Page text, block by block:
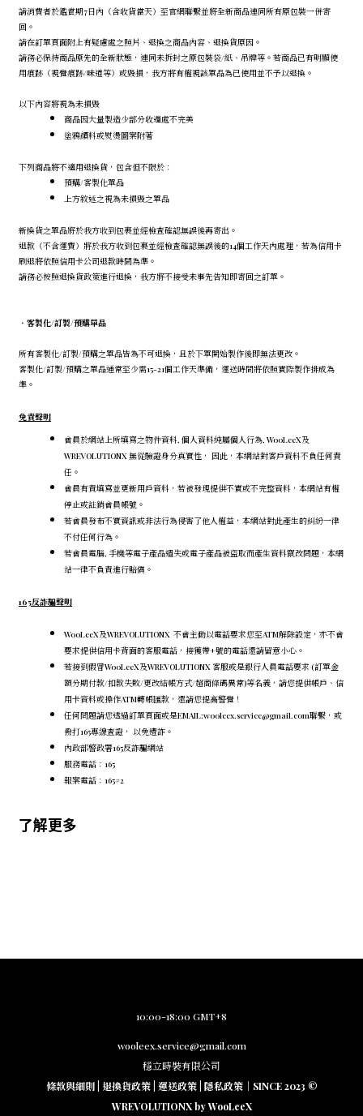
請消費者於鑑賞期7日內（含收貨當天）至官網聯繫並將全新商品連同所有原包裝一併寄
回。
請在訂單頁面附上有疑慮處之照片、退換之商品內容、退換貨原因。
請務必保持商品原先的全新狀態，連同未拆封之原包裝袋/紙、吊牌等。若商品已有明顯使
用痕跡（視覺痕跡/味道等）或毀損，我方將有權視該單品為已使用並不予以退換。
以下內容將視為未損毀
商品因大量製造少部分收邊處不完美
塗鴉顏料或熨燙圖案附著
下列商品將不適用退換貨，包含但不限於：
預購/客製化單品
上方敘述之視為未損毀之單品
新換貨之單品將於我方收到包裹並經檢查確認無誤後再寄出。
退款（不含運費）將於我方收到包裹並經檢查確認無誤後的14個工作天內處理，若為信用卡
刷退將依照信用卡公司退款時間為準。
請務必按照退換貨政策進行退換，我方將不接受未事先告知即寄回之訂單。
． 客製化/訂製/預購單品
所有客製化/訂製/預購之單品皆為不可退換，且於下單開始製作後即無法更改。
客製化/訂製/預購之單品通常至少需15-21個工作天準備，運送時間將依照實際製作排成為
準。
免責聲明
會員於網站上所填寫之物件資料, 個人資料純屬個人行為, WooLeeX及
WREVOLUTIONX 無從驗證身分真實性， 因此，本網站對客戶資料不負任何責
任。
會員有責填寫並更新用戶資料，若被發現提供不實或不完整資料，本網站有權
停止或註銷會員帳號。
若會員發布不實資訊或非法行為侵害了他人權益，本網站對此產生的糾紛一律
不付任何行為。
若會員電腦, 手機等電子產品遺失或電子產品被盜取而產生資料竄改問題，本網
站一律不負責進行賠償。
165反詐騙聲明
WooLeeX及WREVOLUTIONX 不會主動以電話要求您至ATM解除設定， 亦不會
要求提供信用卡背面的客服電話， 接獲帶+號的電話還請留意小心。
若接到假冒WooLeeX及WREVOLUTIONX 客服或是銀行人員電話要求 (訂單金
額分期付款/扣款失敗/更改結帳方式/超商條碼異常)等名義，請您提供帳戶、信
用卡資料或操作ATM轉帳匯款，還請您提高警覺！
任何問題請您透過訂單頁面或是EMAIL:wooleex.service@gmail.com聯繫，或
撥打165專線查證， 以免遭詐。
內政部警政署165反詐騙網站
服務電話：165
報案電話：165#2
了解更多
10:00-18:00 GMT+8
wooleex.service@gmail.com
穩立時裝有限公司
條款與細則| 退換貨政策| 運送政策| 隱私政策｜SINCE 2023 ©
WREVOLUTIONX by WooLeeX